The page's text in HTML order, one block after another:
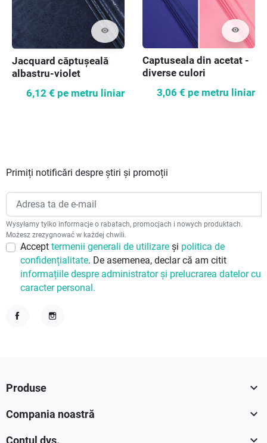
visibility
Jacquard căptușeală
albastru-violet
6,12 € pe metru liniar
visibility
Captuseala din acetat -
diverse culori
3,06 € pe metru liniar
Primiți notificări despre știri și promoții
Wysyłamy tylko informacje o rabatach, promocjach i nowych produktach.
Możesz zrezygnować w każdej chwili.
Accept termenii generali de utilizare și politica de
confidențialitate. De asemenea, declar că am citit
informațiile despre administrator și prelucrarea datelor cu
caracter personal.
Produse 
Compania noastră 
Contul dvs.